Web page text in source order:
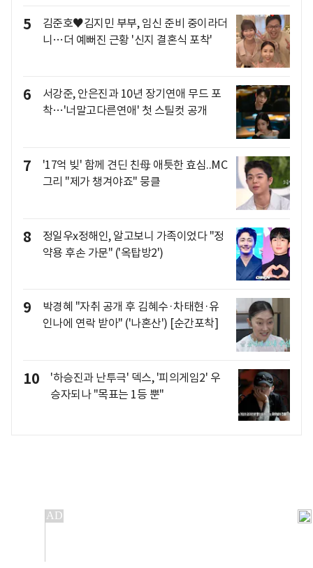
5
김준호♥김지민 부부, 임신 준비 중이라더
니…더 예뻐진 근황 '신지 결혼식 포착'
6
서강준, 안은진과 10년 장기연애 무드 포
착…'너말고다른연애' 첫 스틸컷 공개
7
'17억 빚' 함께 견딘 친母 애틋한 효심..MC
그리 "제가 챙겨야죠" 뭉클
8
정일우x정해인, 알고보니 가족이었다 "정
약용 후손 가문" ('옥탑방2')
9
박경혜 "자취 공개 후 김혜수·차태현·유
인나에 연락 받아" ('나혼산') [순간포착]
10
'하승진과 난투극' 덱스, '피의게임2' 우
승자되나 "목표는 1등 뿐"